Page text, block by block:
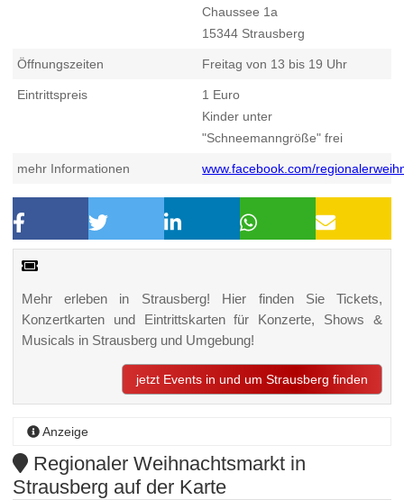
Chaussee 1a
15344 Strausberg
Öffnungszeiten Freitag von 13 bis 19 Uhr
Eintrittspreis
1 Euro
Kinder unter
"Schneemanngröße" frei
mehr Informationen www.facebook.com/
Mehr erleben in Strausberg! Hier finden Sie Tickets,
Konzertkarten und Eintrittskarten für Konzerte, Shows &
Musicals in Strausberg und Umgebung!
jetzt Events in und um Strausberg finden
Anzeige
Regionaler Weihnachtsmarkt in
Strausberg auf der Karte